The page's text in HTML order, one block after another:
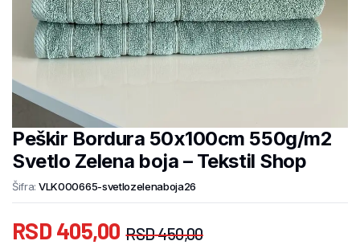
Peškir Bordura 50x100cm 550g/m2
Svetlo Zelena boja – Tekstil Shop
Šifra: VLK000665-svetlozelenaboja26
RSD450,00
RSD 405,00